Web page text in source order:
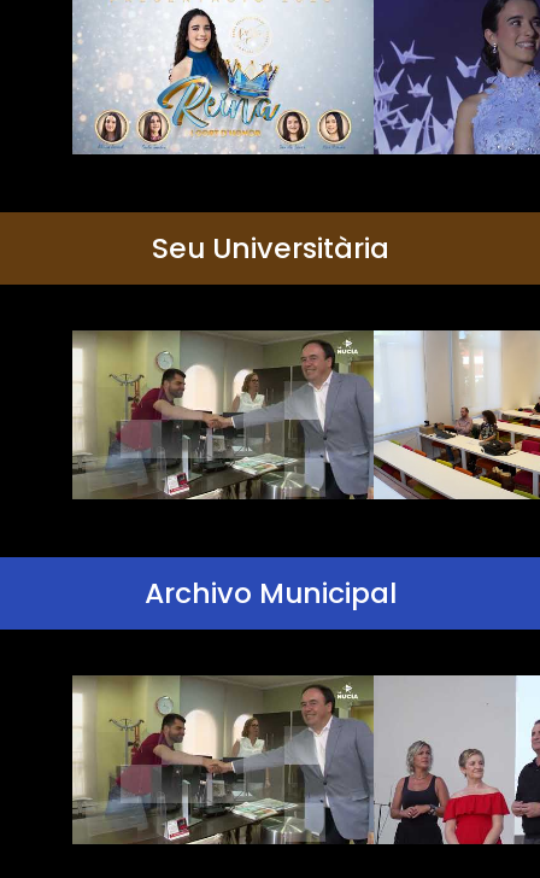
Seu Universitària
Archivo Municipal